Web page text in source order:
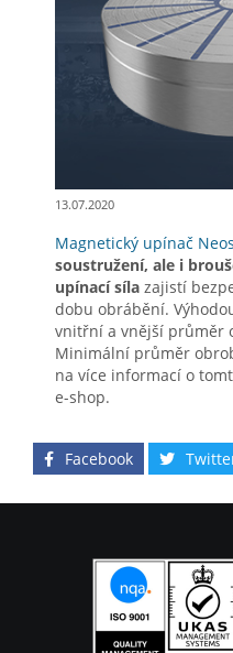
13.07.2020
Magnetický upínač
soustružení, ale i
upínací síla zajistí
dobu obrábění.
vnitřní a vnější průměr
Minimální průměr
na více informací o
e-shop.
Facebook